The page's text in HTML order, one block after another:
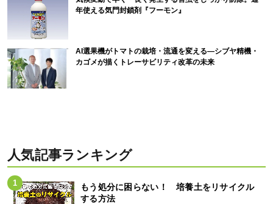
年使える気門封鎖剤『フーモン』
AI選果機がトマトの栽培・流通を変える―シブヤ精機・
カゴメが描くトレーサビリティ改革の未来
人気記事ランキング
もう処分に困らない！ 培養土をリサイクル
する方法